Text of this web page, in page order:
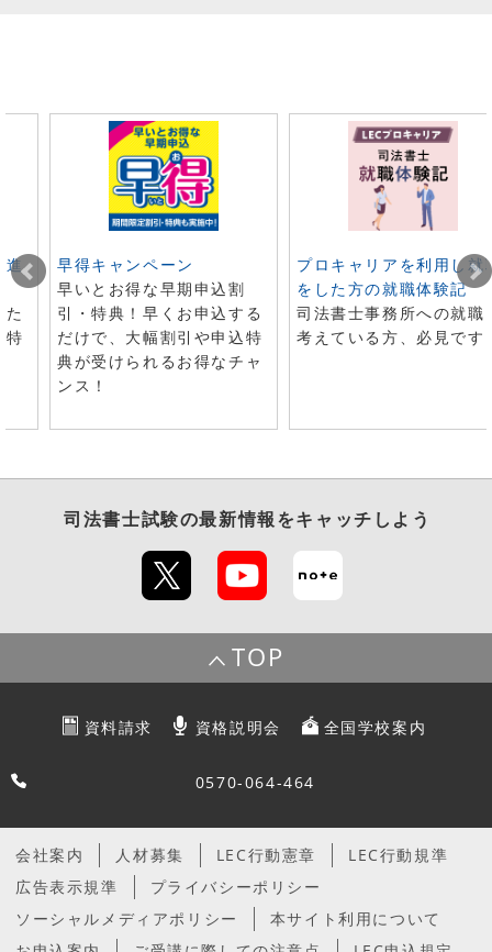
進
特
早得キャンペーン
早いとお得な早期申込割
引・特典！早くお申込する
だけで、大幅割引や申込特
典が受けられるお得なチャ
ンス！
プロキャリアを利用し就
をした方の就職体験記
司法書士事務所への就職
考えている方、必見です
司法書士試験の最新情報をキャッチしよう
TOP
資料請求 資格説明会 全国学校案内
0570-064-464
会社案内 人材募集 LEC行動憲章
LEC行動規準
広告表示規準
プライバシーポリシー
ソーシャルメディアポリシー
本サイト利用について